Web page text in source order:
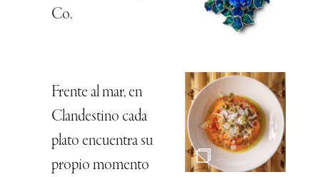
Co.
Frente al mar, en
Clandestino cada
plato encuentra su
propio momento